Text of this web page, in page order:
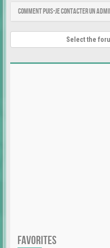
Comment puis-je contacter un
Select the
FAVORITES